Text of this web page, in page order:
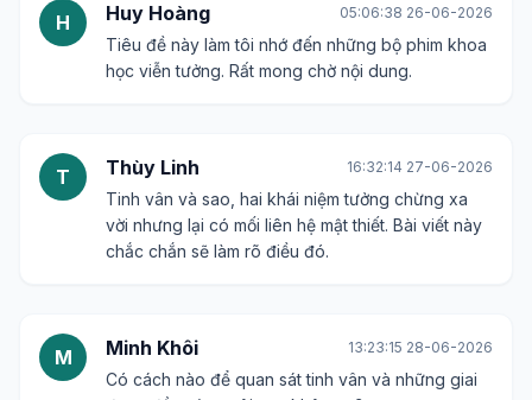
H Huy Hoàng 05:06:38 26-06-2026
Tiêu đề này làm tôi nhớ đến những bộ phim khoa
học viễn tưởng. Rất mong chờ nội dung.
T Thùy Linh 16:32:14 27-06-2026
Tinh vân và sao, hai khái niệm tưởng chừng xa
vời nhưng lại có mối liên hệ mật thiết. Bài viết này
chắc chắn sẽ làm rõ điều đó.
M Minh Khôi 13:23:15 28-06-2026
Có cách nào để quan sát tinh vân và những giai